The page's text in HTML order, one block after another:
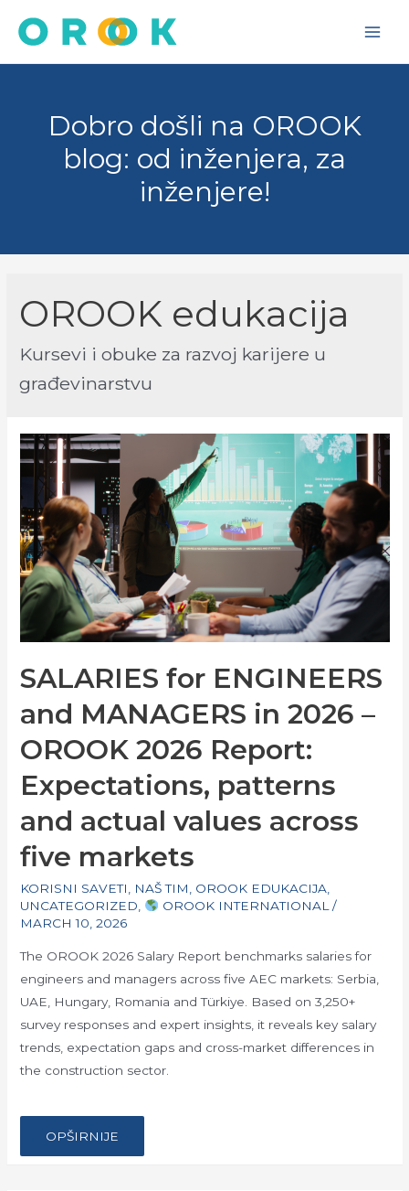
Dobro došli na OROOK
blog: od inženjera, za
inženjere!
OROOK edukacija
Kursevi i obuke za razvoj karijere u
građevinarstvu
SALARIES for ENGINEERS
and MANAGERS in 2026 –
OROOK 2026 Report:
Expectations, patterns
and actual values across
five markets
KORISNI SAVETI NAŠ TIM OROOK EDUKACIJA
UNCATEGORIZED
OROOK INTERNATIONAL /
MARCH 10, 2026
The OROOK 2026 Salary Report benchmarks salaries for
engineers and managers across five AEC markets: Serbia,
UAE, Hungary, Romania and Türkiye. Based on 3,250+
survey responses and expert insights, it reveals key salary
trends, expectation gaps and cross-market differences in
the construction sector.
…
SALARIES
FOR
ENGINEERS
OPŠIRNIJE